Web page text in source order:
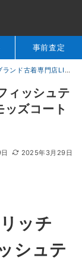
事前査定
ンド古着専門店LIFE
ィッシュテ
ズコート
2025年3月29日
ッチ
シュテ